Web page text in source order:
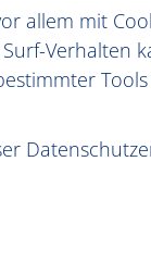
allem mit
Verhalten